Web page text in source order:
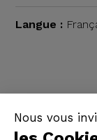
Nous vous
Langue :